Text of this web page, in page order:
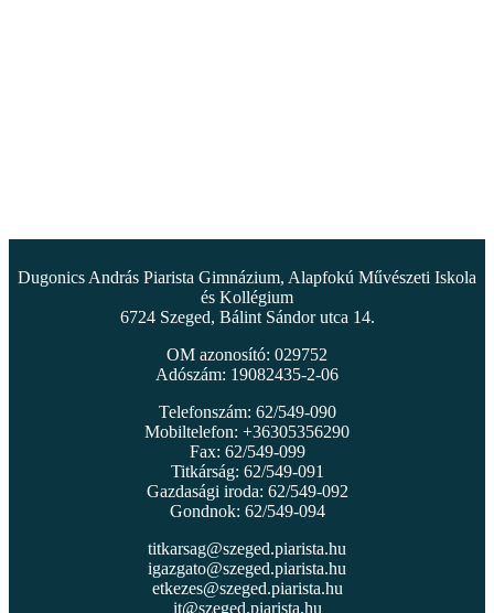
Dugonics András Piarista Gimnázium, Alapfokú Művészeti Iskola
és Kollégium
6724 Szeged, Bálint Sándor utca 14.
OM azonosító: 029752
Adószám: 19082435-2-06
Telefonszám: 62/549-090
Mobiltelefon: +36305356290
Fax: 62/549-099
Titkárság: 62/549-091
Gazdasági iroda: 62/549-092
Gondnok: 62/549-094
titkarsag@szeged.piarista.hu
igazgato@szeged.piarista.hu
etkezes@szeged.piarista.hu
it@szeged.piarista.hu